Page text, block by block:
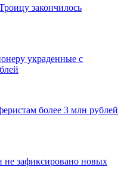
закончилось
украденные с
более 3 млн рублей
не зафиксировано новых